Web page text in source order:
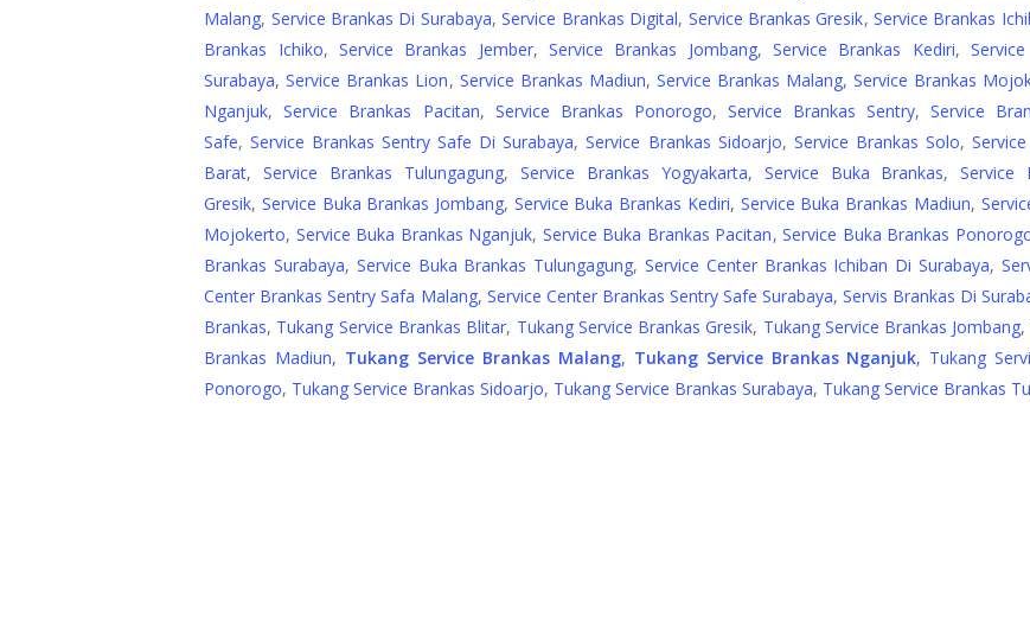
Malang, Service Brankas Di Surabaya,Service Brankas Digital, Service Brankas Gresik, Service Brankas
Brankas Ichiko, Service Brankas Jember, Service Brankas Jombang,Service Brankas Kediri,
Surabaya,Service Brankas Lion, Service Brankas Madiun, Service Brankas Malang,Service Brankas
Nganjuk,Service Brankas Pacitan, Service Brankas Ponorogo, Service Brankas Sentry,Service
Safe,Service Brankas Sentry Safe Di Surabaya,Service Brankas Sidoarjo, Service Brankas Solo,
Barat,Service Brankas Tulungagung, Service Brankas Yogyakarta, Service Buka Brankas,Service
Gresik, Service Buka Brankas Jombang, Service Buka Brankas Kediri, Service Buka Brankas Madiun,
Mojokerto, Service Buka Brankas Nganjuk, Service Buka Brankas Pacitan,Service Buka Brankas
Brankas Surabaya, Service Buka Brankas Tulungagung,Service Center Brankas Ichiban Di Surabaya,
Center Brankas Sentry Safa Malang, Service Center Brankas Sentry Safe Surabaya,Servis Brankas Di
Brankas, Tukang Service Brankas Blitar, Tukang Service Brankas Gresik, Tukang Service Brankas Jombang,
Brankas Madiun, Tukang Service Brankas Malang, Tukang Service Brankas Nganjuk, Tukang
Ponorogo, Tukang Service Brankas Sidoarjo, Tukang Service Brankas Surabaya, Tukang Service Brankas